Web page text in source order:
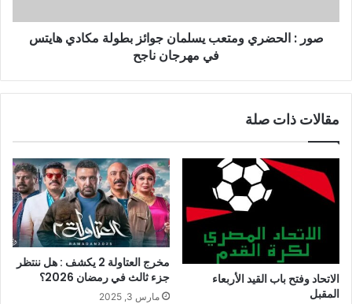
صور : الحضري ومتعب يسلمان جوائز بطولة مكادي هايتس
في مهرجان ناجح
مقالات ذات صلة
الاتحاد وفتح باب القيد الأربعاء
المقبل
مخرج العتاولة 2 يكشف : هل ننتظر
جزء ثالث في رمضان 2026؟
مارس 3, 2025